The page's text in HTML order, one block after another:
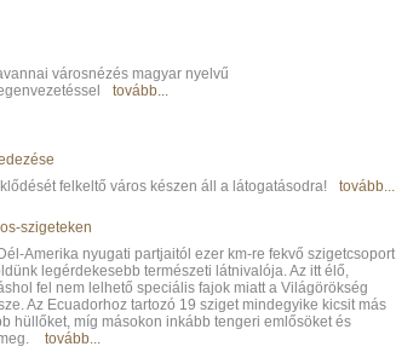
városnézés magyar nyelvű
tovább...
felkeltő város készen áll a látogatásodra!
tovább...
szigeteken
Amerika nyugati partjaitól ezer km-re fekvő szigetcsoport
legérdekesebb természeti látnivalója. Az itt élő,
fel nem lelhető speciális fajok miatt a Világörökség
Az Ecuadorhoz tartozó 19 sziget mindegyike kicsit más
hüllőket, míg másokon inkább tengeri emlősöket és
tovább...